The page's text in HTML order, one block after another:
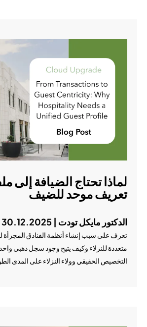
لماذا تحتاج الضيافة إلى
تعريف موحد للضيف
الدكتور مايكل تودت | 30.12.2025
تعرف على سبب إنشاء أنظمة الفنادق المجزأة
متعددة للنزلاء وكيف يتيح وجود سجل ذهبي واحد
التخصيص الحقيقي وولاء النزلاء على المدى